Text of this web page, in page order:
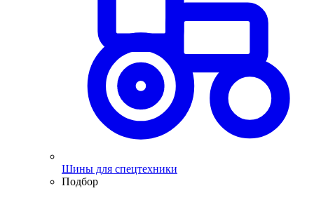
Шины для спецтехники
Подбор